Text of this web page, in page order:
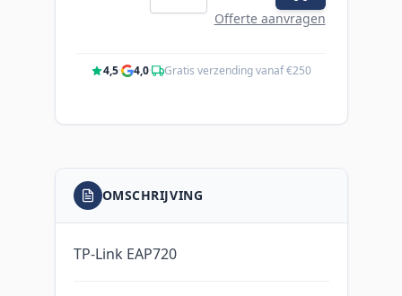
Offerte aanvragen
4,5· 4,0· Gratis verzending vanaf €250
OMSCHRIJVING
TP-Link EAP720